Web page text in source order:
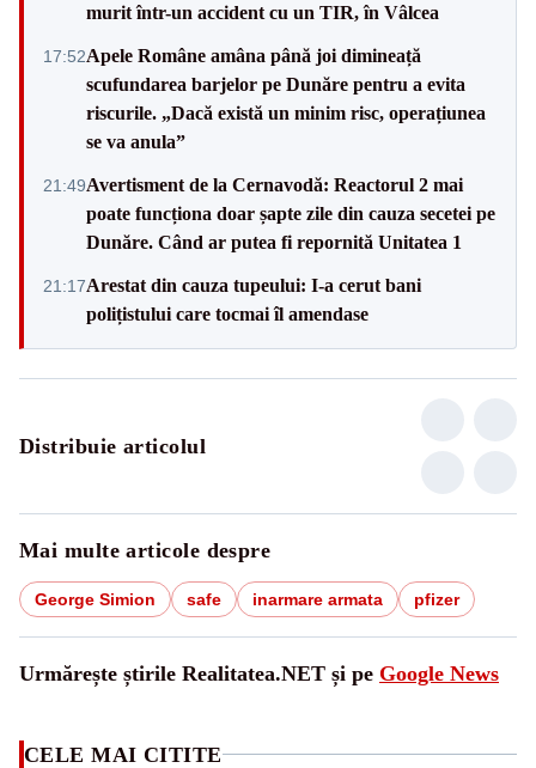
murit într-un accident cu un TIR, în Vâlcea
17:52Apele Române amâna până joi dimineață
scufundarea barjelor pe Dunăre pentru a evita
riscurile. „Dacă există un minim risc, operațiunea
se va anula”
21:49Avertisment de la Cernavodă: Reactorul 2 mai
poate funcționa doar șapte zile din cauza secetei pe
Dunăre. Când ar putea fi repornită Unitatea 1
21:17Arestat din cauza tupeului: I-a cerut bani
polițistului care tocmai îl amendase
Distribuie articolul
Mai multe articole despre
George Simion safe inarmare armata pfizer
Urmărește știrile Realitatea.NET și pe Google News
CELE MAI CITITE